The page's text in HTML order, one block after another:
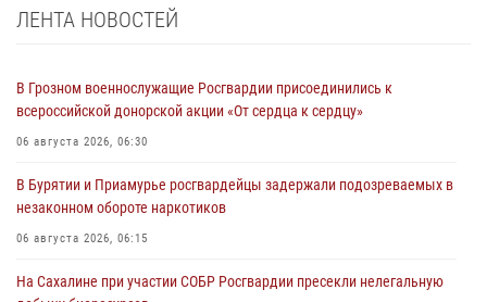
ЛЕНТА НОВОСТЕЙ
В Грозном военнослужащие Росгвардии присоединились к
всероссийской донорской акции «От сердца к сердцу»
06 августа 2026, 06:30
В Бурятии и Приамурье росгвардейцы задержали подозреваемых в
незаконном обороте наркотиков
06 августа 2026, 06:15
На Сахалине при участии СОБР Росгвардии пресекли нелегальную